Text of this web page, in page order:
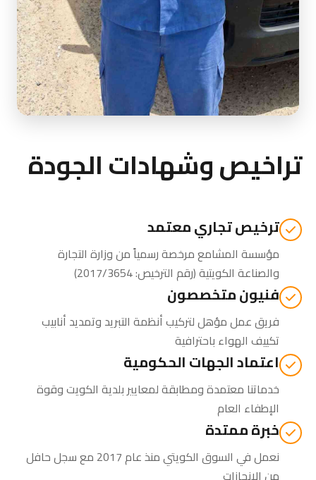
تراخيص وشهادات الجودة
ترخيص تجاري معتمد
مؤسسة المشامع مرخصة رسمياً منوزارة التجارة
والصناعة الكويتية(رقم الترخيص: 2017/3654)
فنيون متخصصون
فريق عمل مؤهل لتركيب أنظمة التبريد وتمديد أنابيب
تكييف الهواء باحترافية
اعتماد الجهات الحكومية
خدماتنا معتمدة ومطابقة لمعايير بلدية الكويت وقوة
الإطفاء العام
خبرة ممتدة
نعمل في السوق الكويتي منذ عام 2017 مع سجل حافل